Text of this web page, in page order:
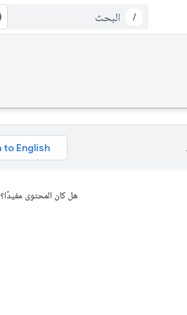
/
هل كان المحتوى مفيدًا؟